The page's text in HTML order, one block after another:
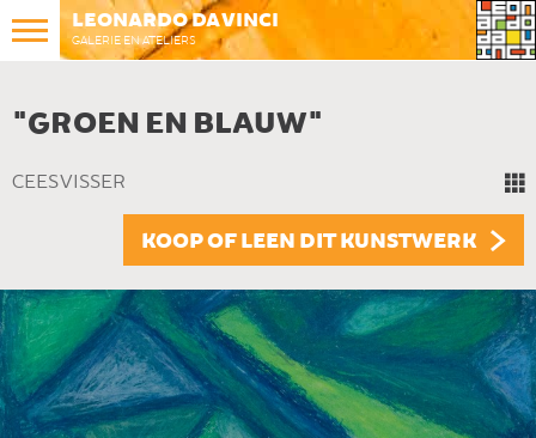
LEONARDO DA VINCI
GALERIE EN ATELIERS
"GROEN EN BLAUW"
CEES VISSER
KOOP OF LEEN DIT KUNSTWERK